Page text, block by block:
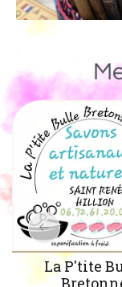
L'Ile aux
Fabricateur de